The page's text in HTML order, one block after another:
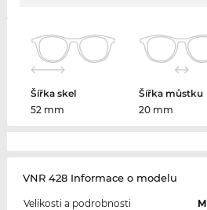
Šířka skel
52 mm
Šířka můstku
20 mm
VNR 428 Informace o modelu
Velikosti a podrobnosti
M